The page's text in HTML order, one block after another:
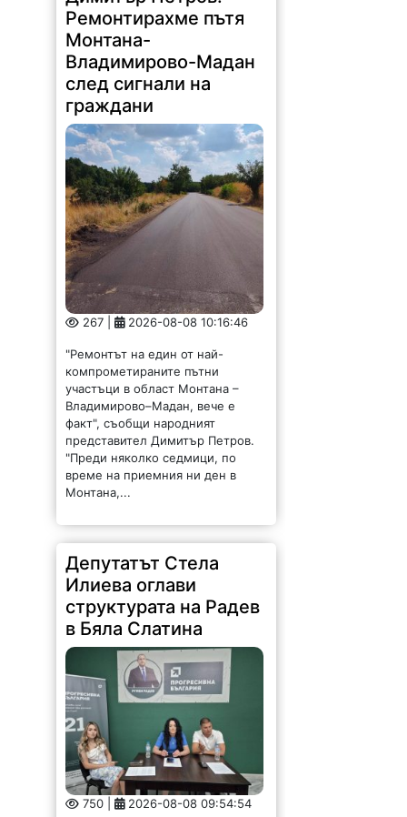
Монтана-
Владимирово-Мадан
след сигнали на
граждани
267 | 2026-08-08 10:16:46
компрометираните пътни
участъци в област Монтана –
Владимирово–Мадан, вече е
факт", съобщи народният
представител Димитър Петров.
"Преди няколко седмици, по
време на приемния ни ден в
Монтана,...
Депутатът Стела
Илиева оглави
структурата на Радев
в Бяла Слатина
750 | 2026-08-08 09:54:54